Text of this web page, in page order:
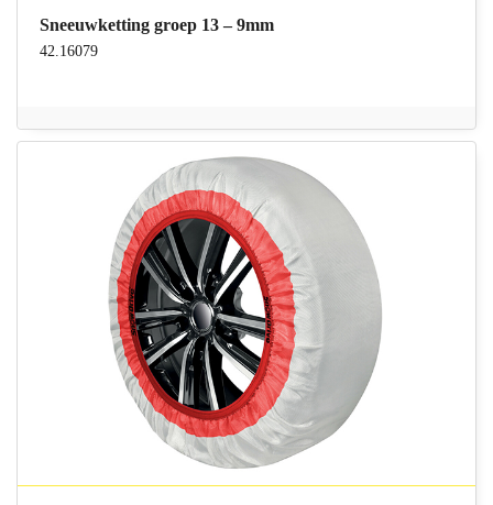
Sneeuwketting groep 13 – 9mm
42.16079